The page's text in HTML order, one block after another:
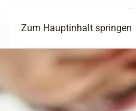
Zum Hauptinhalt springen